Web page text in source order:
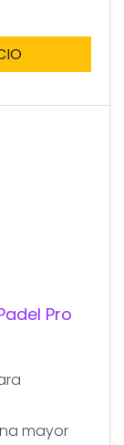
Pro
mayor